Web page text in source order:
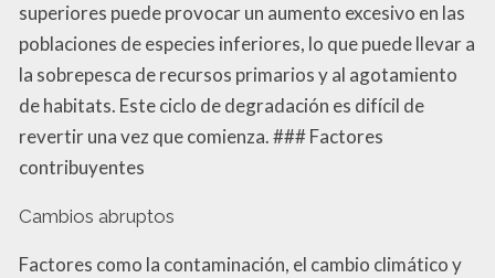
superiores puede provocar un aumento excesivo en las
poblaciones de especies inferiores, lo que puede llevar a
la sobrepesca de recursos primarios y al agotamiento
de habitats. Este ciclo de degradación es difícil de
revertir una vez que comienza. ### Factores
contribuyentes
Cambios abruptos
Factores como la contaminación, el cambio climático y